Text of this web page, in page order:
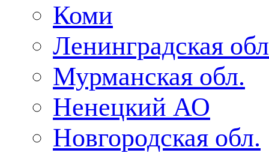
Коми
Ленинградская
Мурманская обл.
Ненецкий АО
Новгородская обл.